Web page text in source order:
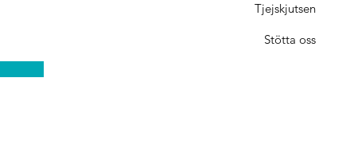
Tjejskjutsen
Stötta oss